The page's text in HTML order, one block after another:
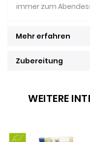
immer zum
Mehr erfahren
Zubereitung
WEITERE